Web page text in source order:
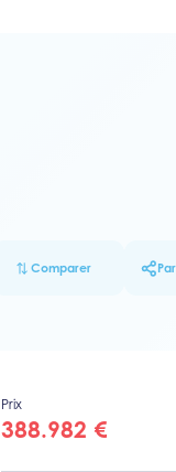
Comparer
Prix
388.982 €